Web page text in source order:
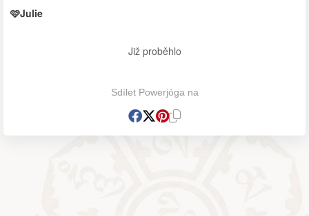
🩷Julie
Již proběhlo
Sdílet Powerjóga na